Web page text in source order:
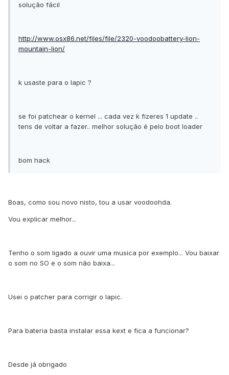
solução fácil
http://www.osx86.net/files/file/2320-voodoobattery-lion-
mountain-lion/
k usaste para o lapic ?
se foi patchear o kernel ... cada vez k fizeres 1 update ..
tens de voltar a fazer.. melhor solução é pelo boot loader
bom hack
Boas, como sou novo nisto, tou a usar voodoohda.
Vou explicar melhor...
Tenho o som ligado a ouvir uma musica por exemplo... Vou baixar
o som no SO e o som não baixa...
Usei o patcher para corrigir o lapic.
Para bateria basta instalar essa kext e fica a funcionar?
Desde já obrigado